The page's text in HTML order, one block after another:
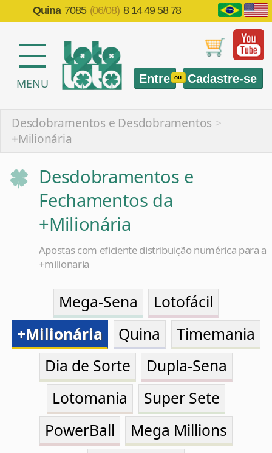
Quina 7085 (06/08) 8 14 49 58 78
Entre ou Cadastre-se
+Milionária
Desdobramentos e
Fechamentos da
+Milionária
Apostas com eficiente distribuição numérica para a
Mega-Sena
+Milionária
Quina
Timemania
Dia de Sorte
Dupla-Sena
Lotomania
Super Sete
PowerBall
Mega Millions
EuroMillions